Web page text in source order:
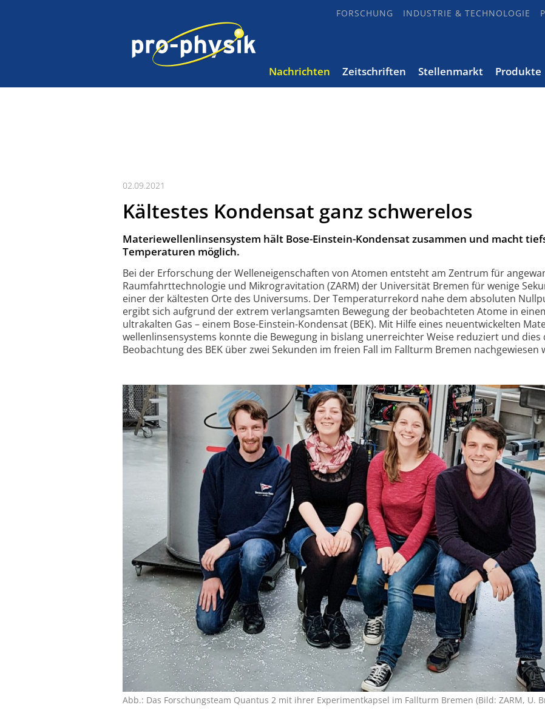
FORSCHUNG INDUSTRIE & TECHNOLOGIE
Nachrichten Zeitschriften Stellenmarkt Produkte
02.09.2021
Kältestes Kondensat ganz schwerelos
Materiewellenlinsensystem hält Bose-Einstein-Kondensat zusammen und macht
Temperaturen möglich.
Bei der Erforschung der Wellen­eigenschaften von Atomen entsteht am Zentrum für
Raumfahrt­technologie und Mikrogravitation (ZARM) der Universität Bremen für wenige
einer der kältesten Orte des Universums. Der Temperatur­rekord nahe dem absoluten
ergibt sich aufgrund der extrem verlangsamten Bewegung der beobachteten Atome in
ultrakalten Gas – einem Bose-Einstein-Kondensat (BEK). Mit Hilfe eines neuentwickelten
wellen­linsen­systems konnte die Bewegung in bislang unerreichter Weise reduziert und dies
Beobachtung des BEK über zwei Sekunden im freien Fall im Fallturm Bremen nachgewiesen
Abb.: Das Forschungsteam Quantus 2 mit ihrer Experiment­kapsel im Fallturm Bremen (Bild: ZARM, U.